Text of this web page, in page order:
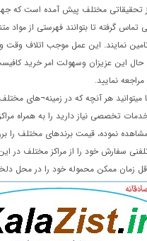
تحقیقاتی مختلف پیش آمده است که
تماس گرفته تا بتوانند فهرستی از مواد
نمایند. این عمل موجب اتلاف وقت
حال این عزیزان وسهولت امر خرید
هر آنچه که در زمینه¬های
تخصصی نیاز دارید را به همراه مراکز
نموده، قیمت برندهای مختلف را
سفارش خود را از مراکز مختلف در
زمان ممکن محموله خود را در محل